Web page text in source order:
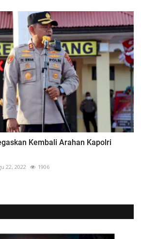
Kembali Arahan Kapolri
22, 2022 1906